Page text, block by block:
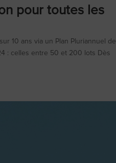
pour toutes les
10 ans via un Plan Pluriannuel de
: celles entre 50 et 200 lots Dès